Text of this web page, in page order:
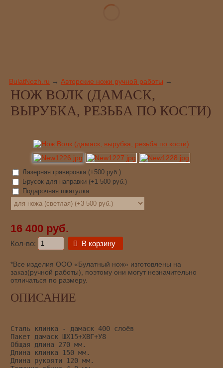
BulatNozh.ru → Авторские ножи ручной работы →
НОЖ ВОЛК (ДАМАСК,
ВЫРУБКА, РЕЗЬБА ПО КОСТИ)
Лазерная гравировка (+500 руб. )
Брусок для направки (+1 500 руб. )
Подарочная шкатулка
16 400 руб.
Кол-во: В корзину
*Все изделия ООО «Булатный нож» изготовлены на
заказ(ручной работы), поэтому они могут незначительно
отличаться по размеру.
ОПИСАНИЕ
Сталь клинка - дамаск 400 слоёв
Пакет дамаск ШХ15+ХВГ+У8
Общая длина 270 мм.
Длина клинка 150 мм.
Длина рукояти 120 мм.